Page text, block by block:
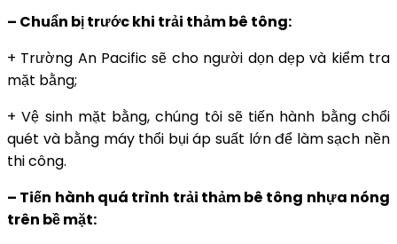
– Chuẩn bị trước khi trải thảm bê tông:
+ Trường An Pacific sẽ cho người dọn dẹp và kiểm tra
mặt bằng;
+ Vệ sinh mặt bằng, chúng tôi sẽ tiến hành bằng chổi
quét và bằng máy thổi bụi áp suất lớn để làm sạch nền
thi công.
– Tiến hành quá trình trải thảm bê tông nhựa nóng
trên bề mặt: